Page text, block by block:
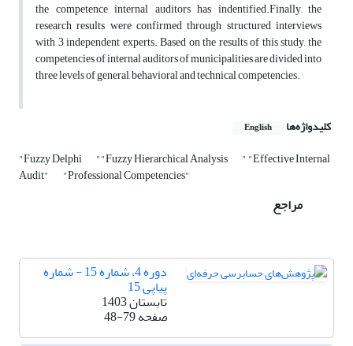
the competence internal auditors has indentified.Finally, the
research results were confirmed through structured interviews
with 3 independent experts. Based on the results of this study, the
competencies of internal auditors of municipalities are divided into
three levels of general, behavioral and technical competencies.
کلیدواژه‌ها English
"Fuzzy Delphi ""Fuzzy Hierarchical Analysis " "Effective Internal
Audit" "Professional Competencies"
مراجع
دوره 4، شماره 15 - شماره
پیاپی 15
تابستان 1403
صفحه48-79